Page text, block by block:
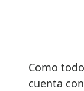
Como
cuenta